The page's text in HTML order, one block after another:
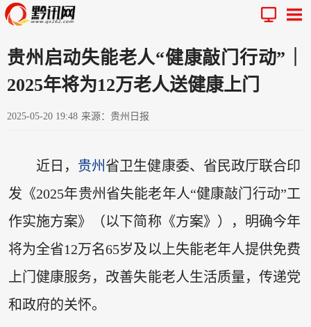
贵州启动失能老人“健康敲门行动”｜
2025年将为12万老人送健康上门
2025-05-20 19:48 来源：贵州日报
近日， 贵州 省卫生健康委、省民政厅联合印
发《2025年贵州省失能老年人“健康敲门行动”工
作实施方案》（以下简称《方案》），明确今年
将为全省12万名65岁及以上失能老年人提供免费
上门健康服务，改善失能老人生活质量，传递党
和政府的关怀。